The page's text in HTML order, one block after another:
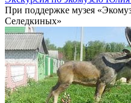
При поддержке музея
Селедкиных»